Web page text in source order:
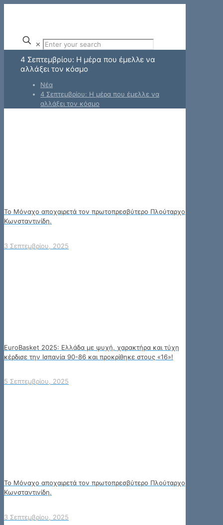
✕
4 Σεπτεμβρίου: Η μέρα που έμελλε να
αλλάξει τον κόσμο
Νέα
4 Σεπτεμβρίου: Η μέρα που έμελλε να
αλλάξει τον κόσμο
Το Μόναχο αποχαιρετά τον πρωτοπρεσβύτερο Πλούταρχο
Κωνσταντινίδη.
3 Σεπτεμβρίου, 2025
EuroBasket 2025: Ελλάδα με ψυχή, χαρακτήρα και τύχη
κέρδισε την Ισπανία 90-86 και προκρίθηκε στους «16»!
5 Σεπτεμβρίου, 2025
Το Μόναχο αποχαιρετά τον πρωτοπρεσβύτερο Πλούταρχο
Κωνσταντινίδη.
3 Σεπτεμβρίου, 2025